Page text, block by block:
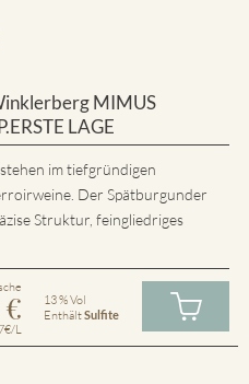
MIMUS
LAGE
im tiefgründigen
Der Spätburgunder
Struktur, feingliedriges
€
L
13 % Vol
EnthältSulfite